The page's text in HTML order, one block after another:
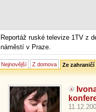
Reportáž ruské televize 1TV z
náměstí v Praze.
Nejnovější Z domova Ze zahraničí